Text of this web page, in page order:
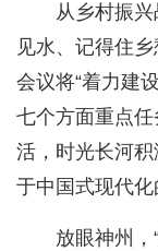
从乡村振
见水、记得住
会议将“着力建
七个方面重点
活，时光长河
于中国式现代化
放眼神州，